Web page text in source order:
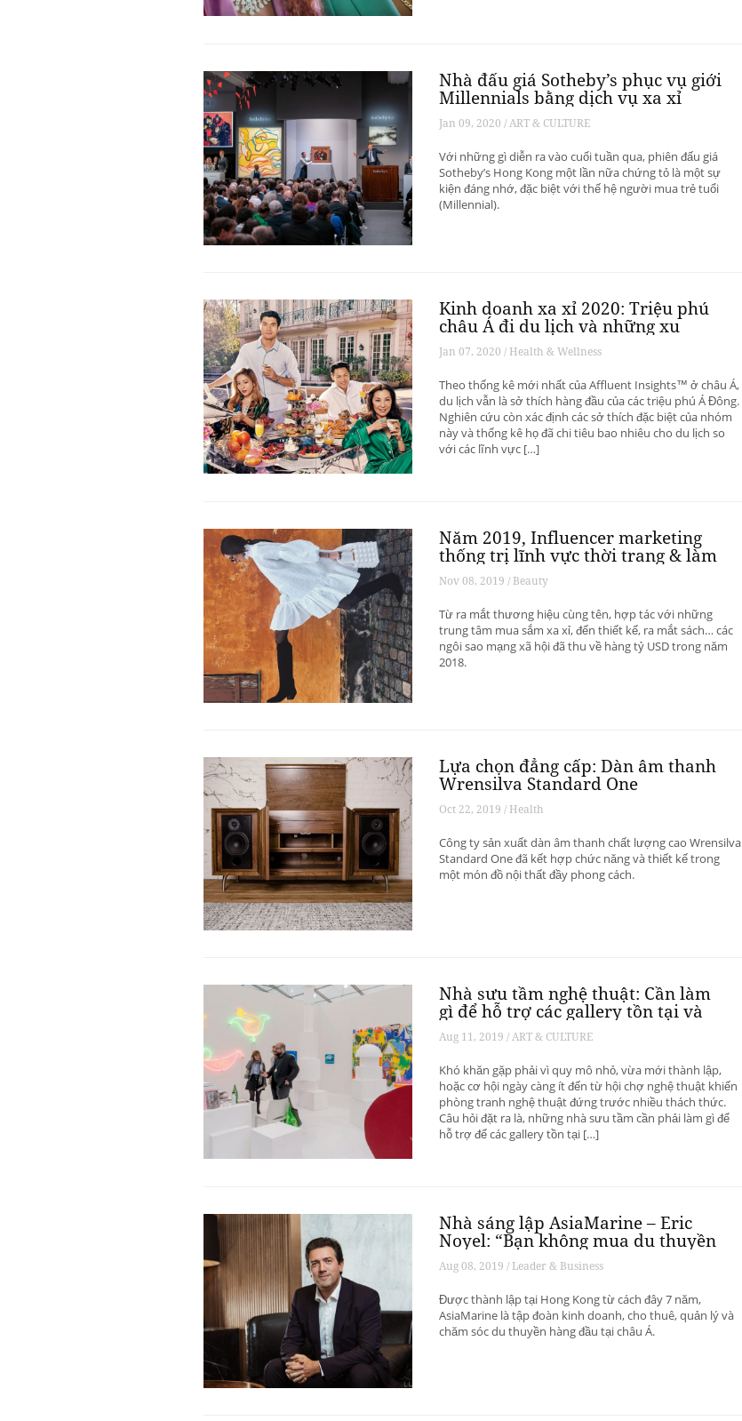
Nhà đấu giá Sotheby’s phục vụ giới
Millennials bằng dịch vụ xa xỉ
Jan 09, 2020 / ART & CULTURE
Với những gì diễn ra vào cuối tuần qua, phiên đấu giá
Sotheby’s Hong Kong một lần nữa chứng tỏ là một sự
kiện đáng nhớ, đặc biệt với thế hệ người mua trẻ tuổi
(Millennial).
Kinh doanh xa xỉ 2020: Triệu phú
châu Á đi du lịch và những xu
hướng có thể thay đổi ngành du
lịch thượng lưu
Jan 07, 2020 / Health & Wellness
Theo thống kê mới nhất của Affluent Insights™ ở châu Á,
du lịch vẫn là sở thích hàng đầu của các triệu phú Á Đông.
Nghiên cứu còn xác định các sở thích đặc biệt của nhóm
này và thống kê họ đã chi tiêu bao nhiêu cho du lịch so
với các lĩnh vực […]
Năm 2019, Influencer marketing
thống trị lĩnh vực thời trang & làm
đẹp
Nov 08, 2019 / Beauty
Từ ra mắt thương hiệu cùng tên, hợp tác với những
trung tâm mua sắm xa xỉ, đến thiết kế, ra mắt sách… các
ngôi sao mạng xã hội đã thu về hàng tỷ USD trong năm
2018.
Lựa chọn đẳng cấp: Dàn âm thanh
Wrensilva Standard One
Oct 22, 2019 / Health
Công ty sản xuất dàn âm thanh chất lượng cao Wrensilva
Standard One đã kết hợp chức năng và thiết kế trong
một món đồ nội thất đầy phong cách.
Nhà sưu tầm nghệ thuật: Cần làm
gì để hỗ trợ các gallery tồn tại và
phát triển? – Phần 1
Aug 11, 2019 / ART & CULTURE
Khó khăn gặp phải vì quy mô nhỏ, vừa mới thành lập,
hoặc cơ hội ngày càng ít đến từ hội chợ nghệ thuật khiến
phòng tranh nghệ thuật đứng trước nhiều thách thức.
Câu hỏi đặt ra là, những nhà sưu tầm cần phải làm gì để
hỗ trợ để các gallery tồn tại […]
Nhà sáng lập AsiaMarine – Eric
Noyel: “Bạn không mua du thuyền
để đầu tư sinh lời”
Aug 08, 2019 / Leader & Business
Được thành lập tại Hong Kong từ cách đây 7 năm,
AsiaMarine là tập đoàn kinh doanh, cho thuê, quản lý và
chăm sóc du thuyền hàng đầu tại châu Á.